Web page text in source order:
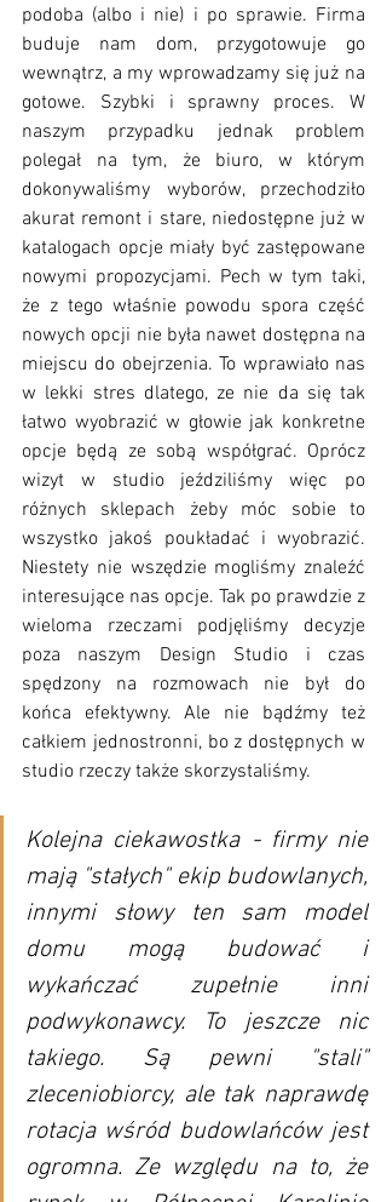
podoba (albo i nie) i po sprawie. Firma
buduje nam dom, przygotowuje go
wewnątrz, a my wprowadzamy się już na
gotowe. Szybki i sprawny proces. W
naszym przypadku jednak problem
polegał na tym, że biuro, w którym
dokonywaliśmy wyborów, przechodziło
akurat remont i stare, niedostępne już w
katalogach opcje miały być zastępowane
nowymi propozycjami. Pech w tym taki,
że z tego właśnie powodu spora część
nowych opcji nie była nawet dostępna na
miejscu do obejrzenia. To wprawiało nas
w lekki stres dlatego, ze nie da się tak
łatwo wyobrazić w głowie jak konkretne
opcje będą ze sobą współgrać. Oprócz
wizyt w studio jeździliśmy więc po
różnych sklepach żeby móc sobie to
wszystko jakoś poukładać i wyobrazić.
Niestety nie wszędzie mogliśmy znaleźć
interesujące nas opcje. Tak po prawdzie z
wieloma rzeczami podjęliśmy decyzje
poza naszym Design Studio i czas
spędzony na rozmowach nie był do
końca efektywny. Ale nie bądźmy też
całkiem jednostronni, bo z dostępnych w
studio rzeczy także skorzystaliśmy.
Kolejna ciekawostka - firmy nie
mają "stałych" ekip budowlanych,
innymi słowy ten sam model
domu mogą budować i
wykańczać zupełnie inni
podwykonawcy. To jeszcze nic
takiego. Są pewni "stali"
zleceniobiorcy, ale tak naprawdę
rotacja wśród budowlańców jest
ogromna. Ze względu na to, że